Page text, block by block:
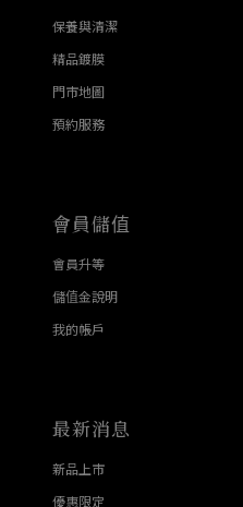
保養與清潔
精品鍍膜
門市地圖
預約服務
會員儲值
會員升等
儲值金說明
我的帳戶
最新消息
新品上市
優惠限定